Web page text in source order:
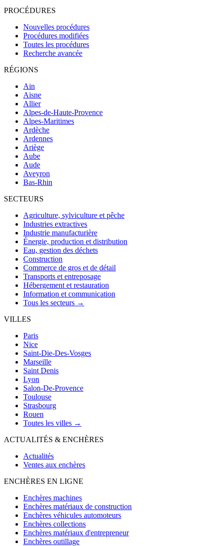
PROCÉDURES
Nouvelles procédures
Procédures modifiées
Toutes les procédures
Recherche avancée
RÉGIONS
Ain
Aisne
Allier
Alpes-de-Haute-Provence
Alpes-Maritimes
Ardèche
Ardennes
Ariège
Aube
Aude
Aveyron
Bas-Rhin
SECTEURS
Agriculture, sylviculture et pêche
Industries extractives
Industrie manufacturière
Énergie, production et distribution
Eau, gestion des déchets
Construction
Commerce de gros et de détail
Transports et entreposage
Hébergement et restauration
Information et communication
Tous les secteurs →
VILLES
Paris
Nice
Saint-Die-Des-Vosges
Marseille
Saint Denis
Lyon
Salon-De-Provence
Toulouse
Strasbourg
Rouen
Toutes les villes →
ACTUALITÉS & ENCHÈRES
Actualités
Ventes aux enchères
ENCHÈRES EN LIGNE
Enchères machines
Enchères matériaux de construction
Enchères véhicules automoteurs
Enchères collections
Enchères matériaux d'entrepreneur
Enchères outillage